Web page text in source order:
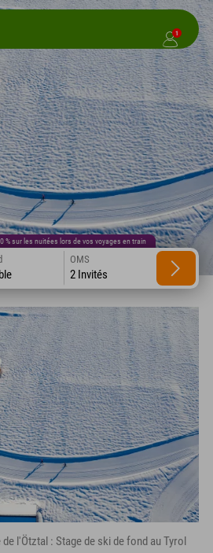
1
% sur les nuitées lors de vos voyages en train
OMS
2 Invités
l'Ötztal : Stage de ski de fond au Tyrol